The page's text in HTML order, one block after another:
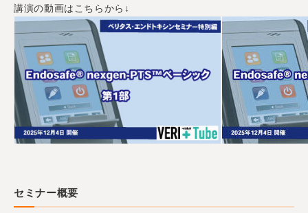
講演の動画はこちらから↓
セミナー概要